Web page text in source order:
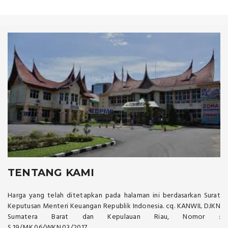
TENTANG KAMI
Harga yang telah ditetapkan pada halaman ini berdasarkan Surat
Keputusan Menteri Keuangan Republik Indonesia. cq. KANWIL DJKN
Sumatera Barat dan Kepulauan Riau, Nomor :